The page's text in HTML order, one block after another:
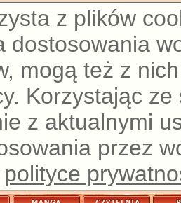
z plików
dostosowania
mogą też z
Korzystając
z aktualnymi
przez
polityce